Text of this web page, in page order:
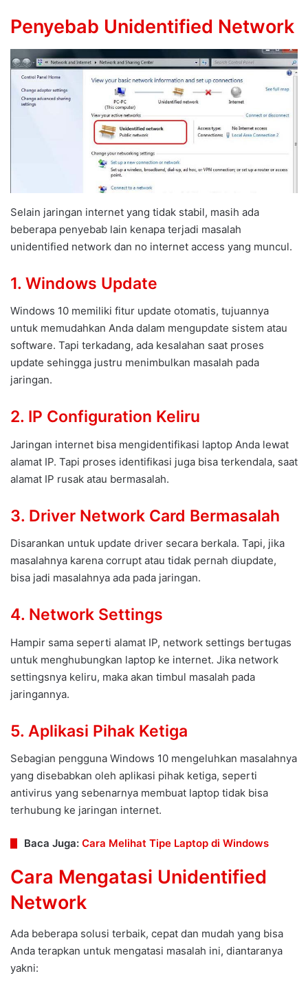
Penyebab Unidentified Network
Selain jaringan internet yang tidak stabil, masih ada
beberapa penyebab lain kenapa terjadi masalah
unidentified network dan no internet access yang muncul.
1. Windows Update
Windows 10 memiliki fitur update otomatis, tujuannya
untuk memudahkan Anda dalam mengupdate sistem atau
software. Tapi terkadang, ada kesalahan saat proses
update sehingga justru menimbulkan masalah pada
jaringan.
2. IP Configuration Keliru
Jaringan internet bisa mengidentifikasi laptop Anda lewat
alamat IP. Tapi proses identifikasi juga bisa terkendala, saat
alamat IP rusak atau bermasalah.
3. Driver Network Card Bermasalah
Disarankan untuk update driver secara berkala. Tapi, jika
masalahnya karena corrupt atau tidak pernah diupdate,
bisa jadi masalahnya ada pada jaringan.
4. Network Settings
Hampir sama seperti alamat IP, network settings bertugas
untuk menghubungkan laptop ke internet. Jika network
settingsnya keliru, maka akan timbul masalah pada
jaringannya.
5. Aplikasi Pihak Ketiga
Sebagian pengguna Windows 10 mengeluhkan masalahnya
yang disebabkan oleh aplikasi pihak ketiga, seperti
antivirus yang sebenarnya membuat laptop tidak bisa
terhubung ke jaringan internet.
Baca Juga: Cara Melihat Tipe Laptop di Windows
Cara Mengatasi Unidentified
Network
Ada beberapa solusi terbaik, cepat dan mudah yang bisa
Anda terapkan untuk mengatasi masalah ini, diantaranya
yakni: